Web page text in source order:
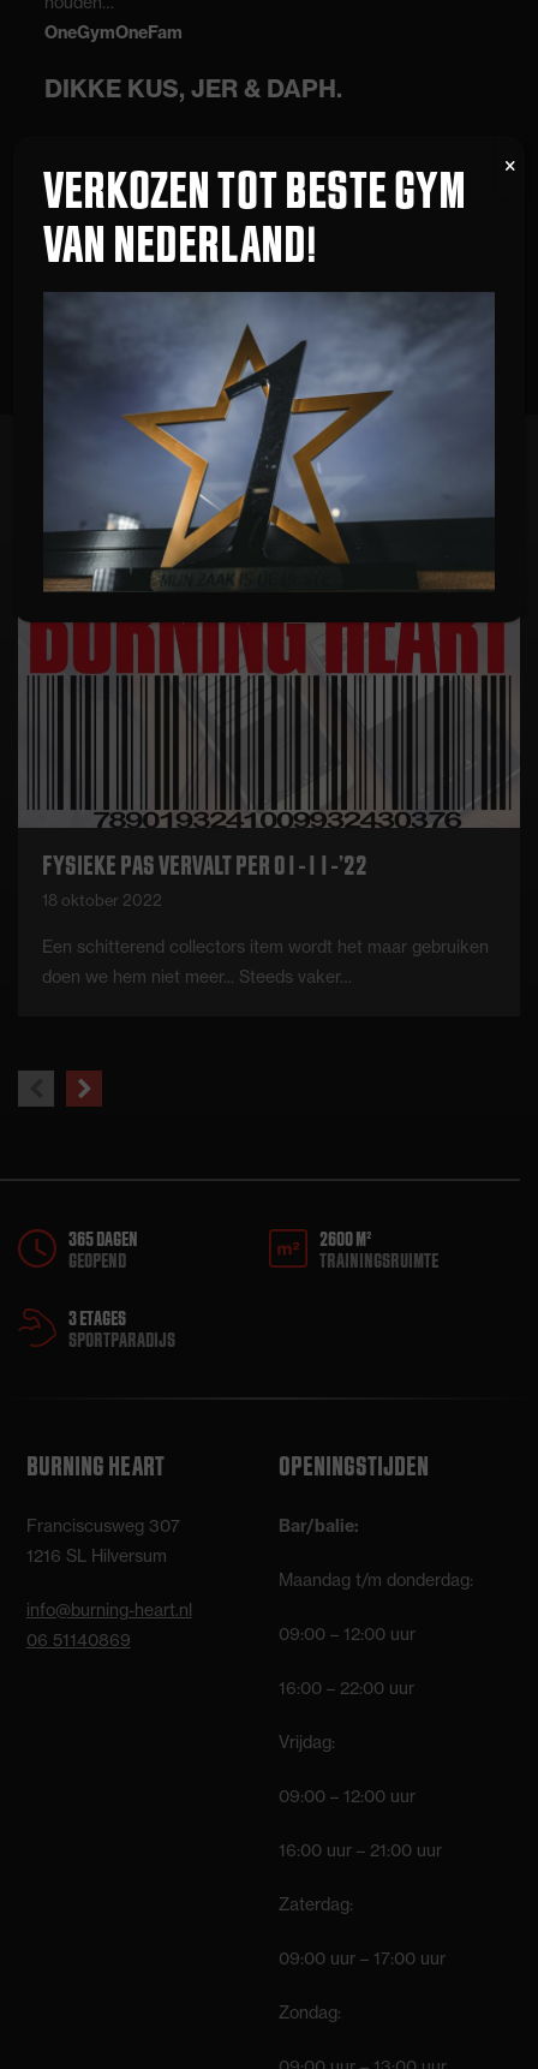
OneGymOneFam
DIKKE KUS, JER & DAPH.
Terug naar overzicht
ANDERE BLOGARTIKELEN
FYSIEKE PAS VERVALT PER 01-11-’22
18 oktober 2022
Een schitterend collectors item wordt het maar gebruiken
doen we hem niet meer... Steeds vaker…
previous
365 DAGEN
GEOPEND
2600 M²
TRAININGSRUIMTE
3 ETAGES
SPORTPARADIJS
BURNING HEART
Franciscusweg 307
1216 SL Hilversum
info@burning-heart.nl
06 51140869
OPENINGSTIJDEN
Bar/balie:
Maandag t/m donderdag:
09:00 – 12:00 uur
16:00 – 22:00 uur
Vrijdag:
09:00 – 12:00 uur
16:00 uur – 21:00 uur
Zaterdag:
09:00 uur – 17:00 uur
Zondag:
VERKOZEN TOT BESTE GYM
VAN NEDERLAND!